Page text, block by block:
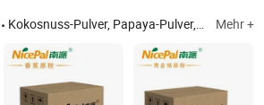
Kokosnuss-Pulver, Papaya-Pulver, Mango-Pulver, Ananas-Pulver, Kürbis-Pulver, Limetten-Pulver, Bananen-Pulver, Zitronen-Pulver Mehr +